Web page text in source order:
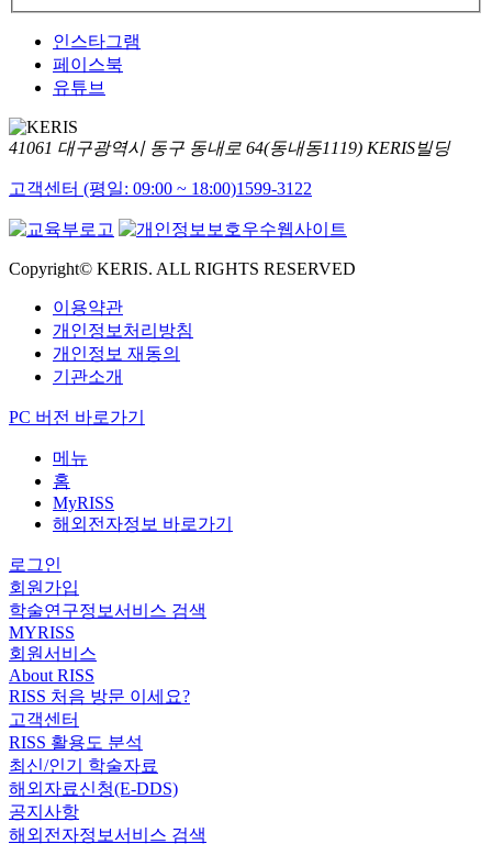
인스타그램
페이스북
유튜브
41061 대구광역시 동구 동내로 64(동내동1119) KERIS빌딩
고객센터 (평일: 09:00 ~ 18:00)1599-3122
Copyright© KERIS. ALL RIGHTS RESERVED
이용약관
개인정보처리방침
개인정보 재동의
기관소개
PC 버전 바로가기
메뉴
홈
MyRISS
해외전자정보 바로가기
로그인
회원가입
학술연구정보서비스 검색
MYRISS
회원서비스
About RISS
RISS 처음 방문 이세요?
고객센터
RISS 활용도 분석
최신/인기 학술자료
해외자료신청(E-DDS)
공지사항
해외전자정보서비스 검색